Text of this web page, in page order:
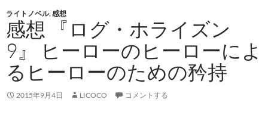
ライトノベル,感想
感想 『ログ・ホライズン
9』 ヒーローのヒーローによ
るヒーローのための矜持
2015年9月4日 LICOCO コメントする